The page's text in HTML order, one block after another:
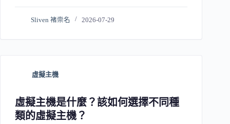
Sliven 褚崇名 2026-07-29
虛擬主機
虛擬主機是什麼？該如何選擇不同種
類的虛擬主機？